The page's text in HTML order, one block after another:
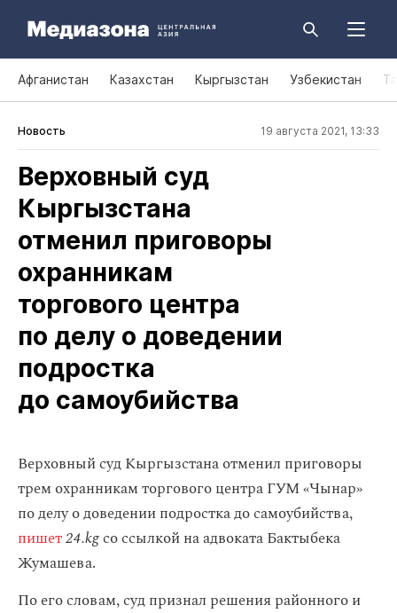
Афганистан Казахстан Кыргызстан Узбекистан
Новость 19 августа 2021, 13:33
Верховный суд
Кыргызстана
отменил приговоры
охранникам
торгового центра
по делу о доведении
подростка
до самоубийства
Верховный суд Кыргызстана отменил приговоры
трем охранникам торгового центра ГУМ «Чынар»
по делу о доведении подростка до самоубийства,
пишет24.kgсо ссылкой на адвоката Бактыбека
Жумашева.
По его словам, суд признал решения районного и